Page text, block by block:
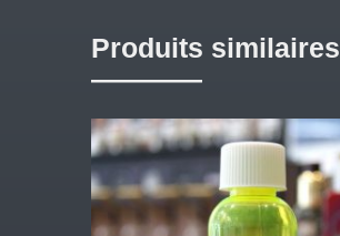
Produits similaires